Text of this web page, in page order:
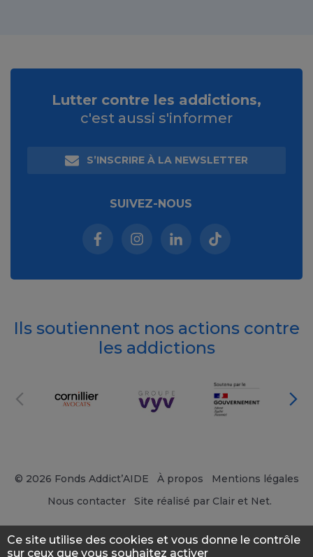
Lutter contre les addictions,
c'est aussi s'informer
S’INSCRIRE À LA NEWSLETTER
SUIVEZ-NOUS
Facebook (nouvelle fenêtre)
Instagram (nouvelle fenêtre)
Linkedin (nouvelle
Tiktok (nouvelle
Ils soutiennent nos actions contre
les addictions
© 2026 Fonds Addict’AIDE À propos
Mentions légales
Nous contacter
Site réalisé par Clair et Net.
Ce site utilise des cookies et vous donne le contrôle
sur ceux que vous souhaitez activer